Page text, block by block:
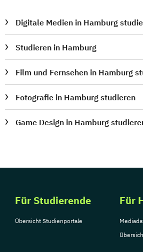
Digitale Medien in Hamburg
Studieren in Hamburg
Film und Fernsehen in Hamburg
Fotografie in Hamburg studieren
Game Design in Hamburg
Für Studierende
Übersicht Studienportale
Für